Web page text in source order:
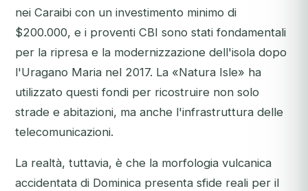
nei Caraibi con un investimento minimo di
$200.000, e i proventi CBI sono stati fondamentali
per la ripresa e la modernizzazione dell'isola dopo
l'Uragano Maria nel 2017. La «Natura Isle» ha
utilizzato questi fondi per ricostruire non solo
strade e abitazioni, ma anche l'infrastruttura delle
telecomunicazioni.
La realtà, tuttavia, è che la morfologia vulcanica
accidentata di Dominica presenta sfide reali per il